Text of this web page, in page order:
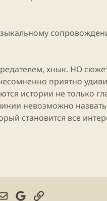
хнык. НО
приятно
истории не только
невозможно
становится все
Электронная почта
GoogleСсылка